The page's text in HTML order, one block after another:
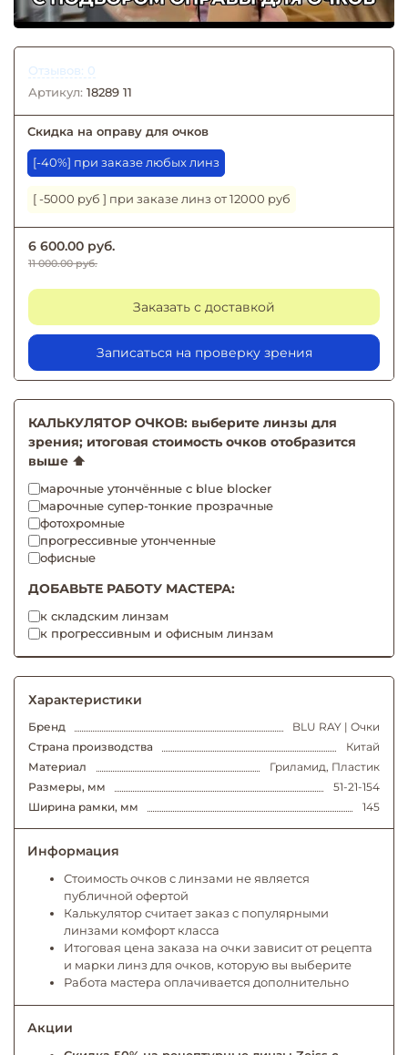
Отзывов: 0
Артикул: 18289 11
Скидка на оправу для очков
[-40%] при заказе любых линз
[ -5000 руб ] при заказе линз от 12000 руб
6 600.00 руб.
11 000.00 руб.
Заказать с доставкой
Записаться на проверку зрения
КАЛЬКУЛЯТОР ОЧКОВ: выберите линзы для
зрения; итоговая стоимость очков отобразится
выше ⬆️
марочные утончённые с blue blocker
марочные супер-тонкие прозрачные
фотохромные
прогрессивные утонченные
офисные
ДОБАВЬТЕ РАБОТУ МАСТЕРА:
к складским линзам
к прогрессивным и офисным линзам
Характеристики
Бренд
BLU RAY | Очки
Страна производства
Китай
Материал
Гриламид, Пластик
Размеры, мм
51-21-154
Ширина рамки, мм
145
Информация
Стоимость очков с линзами не является
публичной офертой
Калькулятор считает заказ с популярными
линзами комфорт класса
Итоговая цена заказа на очки зависит от рецепта
и марки линз для очков, которую вы выберите
Работа мастера оплачивается дополнительно
Акции